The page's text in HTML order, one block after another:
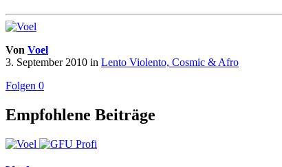
Von Voel
3. September 2010 in Lento Violento, Cosmic & Afro
Folgen 0
Empfohlene Beiträge